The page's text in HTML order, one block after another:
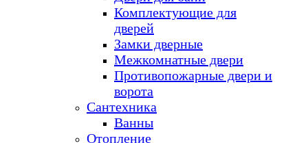
Комплектующие для
дверей
Замки дверные
Межкомнатные двери
Противопожарные двери и
ворота
Сантехника
Ванны
Отопление